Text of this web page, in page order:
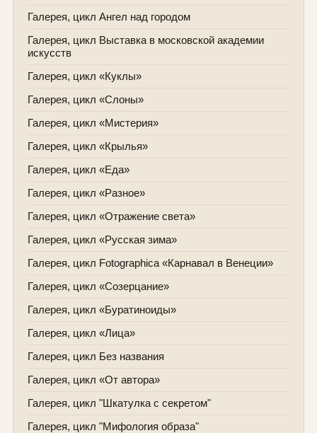
Галерея, цикл Ангел над городом
Галерея, цикл Выставка в московской академии
искусств
Галерея, цикл «Куклы»
Галерея, цикл «Слоны»
Галерея, цикл «Мистерия»
Галерея, цикл «Крылья»
Галерея, цикл «Еда»
Галерея, цикл «Разное»
Галерея, цикл «Отражение света»
Галерея, цикл «Русская зима»
Галерея, цикл Fotographica «Карнавал в Венеции»
Галерея, цикл «Созерцание»
Галерея, цикл «Буратиноиды»
Галерея, цикл «Лица»
Галерея, цикл Без названия
Галерея, цикл «От автора»
Галерея, цикл "Шкатулка с секретом"
Галерея, цикл "Мифология образа"